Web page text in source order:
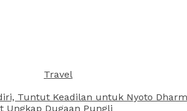
Travel
Tuntut Keadilan untuk Nyoto
Ungkap Dugaan Pungli